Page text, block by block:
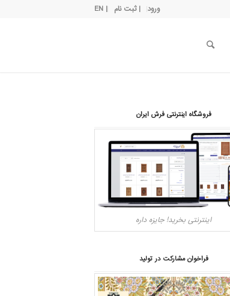
ورود | ثبت نام | EN
فروشگاه اینترنتی فرش ایران
اینترنتی بخرید! جایزه داره
فراخوان مشارکت در تولید